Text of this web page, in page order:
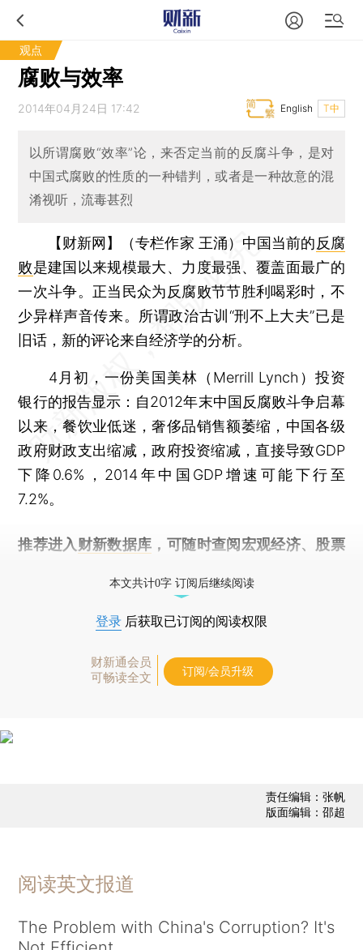
观点
腐败与效率
2014年04月24日 17:42 T中
English
以所谓腐败“效率”论，来否定当前的反腐斗争，是对
中国式腐败的性质的一种错判，或者是一种故意的混
淆视听，流毒甚烈
【财新网】（专栏作家 王涌） 中国当前的反腐
败是建国以来规模最大、力度最强、覆盖面最广的
一次斗争。正当民众为反腐败节节胜利喝彩时，不
少异样声音传来。所谓政治古训“刑不上大夫”已是
旧话，新的评论来自经济学的分析。
4月初，一份美国美林（Merrill Lynch）投资
银行的报告显示：自2012年末中国反腐败斗争启幕
以来，餐饮业低迷，奢侈品销售额萎缩，中国各级
政府财政支出缩减，政府投资缩减，直接导致GDP
下降0.6%，2014年中国GDP增速可能下行至
7.2%。
推荐进入 财新数据库 ，可随时查阅宏观经济、股票
本文共计0字 订阅后继续阅读
登录 后获取已订阅的阅读权限
财新通会员
可畅读全文
订阅/会员升级
责任编辑：张帆
版面编辑：邵超
阅读英文报道
The Problem with China's Corruption? It's